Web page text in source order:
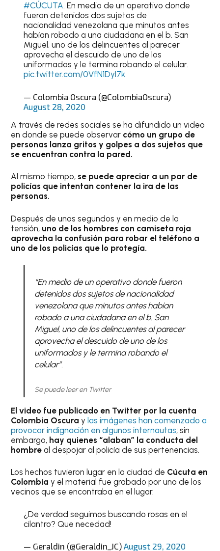
#CÚCUTA. En medio de un operativo donde
fueron detenidos dos sujetos de
nacionalidad venezolana que minutos antes
habían robado a una ciudadana en el b. San
Miguel, uno de los delincuentes al parecer
aprovecha el descuido de uno de los
uniformados y le termina robando el celular.
pic.twitter.com/0VfN1DyI7k
— Colombia Oscura (@ColombiaOscura)
August 28, 2020
A través de redes sociales se ha difundido un video
en donde se puede observar cómo un grupo de
personas lanza gritos y golpes a dos sujetos que
se encuentran contra la pared.
Al mismo tiempo, se puede apreciar a un par de
policías que intentan contener la ira de las
personas.
Después de unos segundos y en medio de la
tensión, uno de los hombres con camiseta roja
aprovecha la confusión para robar el teléfono a
uno de los policías que lo protegía.
“En medio de un operativo donde fueron
detenidos dos sujetos de nacionalidad
venezolana que minutos antes habían
robado a una ciudadana en el b. San
Miguel, uno de los delincuentes al parecer
aprovecha el descuido de uno de los
uniformados y le termina robando el
celular”.
Se puede leer en Twitter
El video fue publicado en Twitter por la cuenta
Colombia Oscuraylas imágenes han comenzado a
provocar indignación en algunos internautas; sin
embargo, hay quienes “alaban” la conducta del
hombre al despojar al policía de sus pertenencias.
Los hechos tuvieron lugar en la ciudad de Cúcuta en
Colombiay el material fue grabado por uno de los
vecinos que se encontraba en el lugar.
¿De verdad seguimos buscando rosas en el
cilantro? Que necedad!
— Geraldin (@Geraldin_JC) August 29, 2020